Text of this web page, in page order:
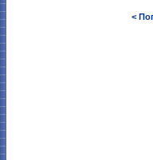
<